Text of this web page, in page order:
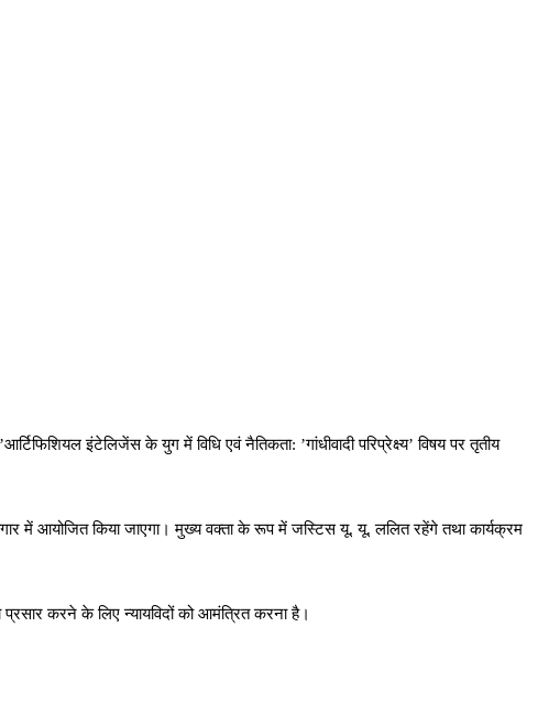
इंटेलिजेंस के युग में विधि एवं नैतिकता: ’गांधीवादी परिप्रेक्ष्य’ विषय पर तृतीय
में आयोजित किया जाएगा। मुख्य वक्ता के रूप में जस्टिस यू. यू. ललित रहेंगे तथा कार्यक्रम
प्रसार करने के लिए न्यायविदों को आमंत्रित करना है।